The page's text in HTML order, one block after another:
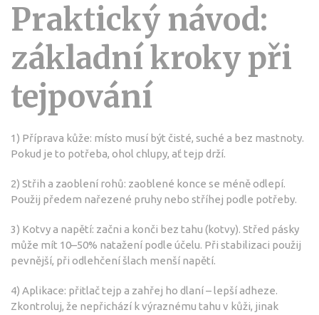
Praktický návod:
základní kroky při
tejpování
1) Příprava kůže: místo musí být čisté, suché a bez mastnoty.
Pokud je to potřeba, ohol chlupy, ať tejp drží.
2) Střih a zaoblení rohů: zaoblené konce se méně odlepí.
Použij předem nařezené pruhy nebo stříhej podle potřeby.
3) Kotvy a napětí: začni a konči bez tahu (kotvy). Střed pásky
může mít 10–50% natažení podle účelu. Při stabilizaci použij
pevnější, při odlehčení šlach menší napětí.
4) Aplikace: přitlač tejp a zahřej ho dlaní – lepší adheze.
Zkontroluj, že nepřichází k výraznému tahu v kůži, jinak